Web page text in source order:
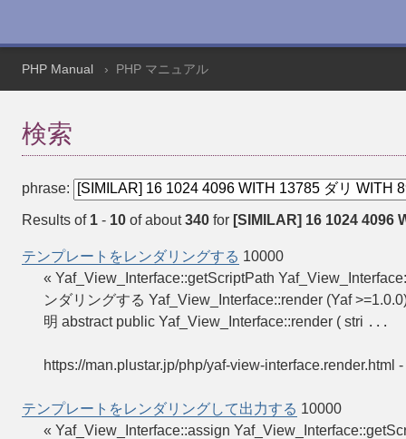
PHP Manual PHP マニュアル
検索
phrase:
Results of 1 - 10 of about340 for [SIMILAR] 16 1024 4096
テンプレートをレンダリングする 10000
« Yaf_View_Interface::getScriptPath
ンダリングする Yaf_View_Interface::render (Yaf
明 abstract public Yaf_View_Interface::render ( stri ...
https://man.plustar.jp/php/yaf-view-interface.render.html -
テンプレートをレンダリングして出力する 10000
« Yaf_View_Interface::assign